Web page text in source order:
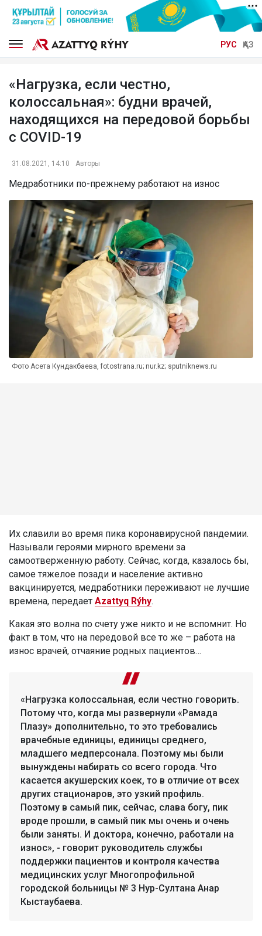
РУС ҚАЗ
«Нагрузка, если честно,
колоссальная»: будни врачей,
находящихся на передовой борьбы
с COVID-19
31.08.2021, 14:10 Авторы
Медработники по-прежнему работают на износ
Фото Асета Кундакбаева, fotostrana.ru; nur.kz; sputniknews.ru
Их славили во время пика коронавирусной пандемии.
Называли героями мирного времени за
самоотверженную работу. Сейчас, когда, казалось бы,
самое тяжелое позади и население активно
вакцинируется, медработники переживают не лучшие
времена, передает Azattyq Rýhy.
Какая это волна по счету уже никто и не вспомнит. Но
факт в том, что на передовой все то же – работа на
износ врачей, отчаяние родных пациентов…
«Нагрузка колоссальная, если честно говорить.
Потому что, когда мы развернули «Рамада
Плазу» дополнительно, то это требовались
врачебные единицы, единицы среднего,
младшего медперсонала. Поэтому мы были
вынуждены набирать со всего города. Что
касается акушерских коек, то в отличие от всех
других стационаров, это узкий профиль.
Поэтому в самый пик, сейчас, слава богу, пик
вроде прошли, в самый пик мы очень и очень
были заняты. И доктора, конечно, работали на
износ», - говорит руководитель службы
поддержки пациентов и контроля качества
медицинских услуг Многопрофильной
городской больницы № 3 Нур-Султана Анар
Кыстаубаева.